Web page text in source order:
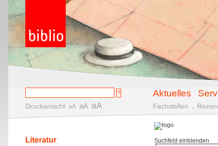
Aktuelles
Druckansicht aA aA aA Fachstellen
Suchfeld einblenden
Literatur